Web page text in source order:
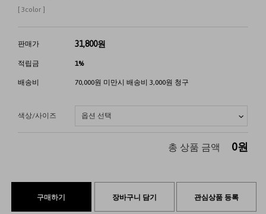
[ 3color ]
판매가 31,800원
적립금 1%
배송비 70,000원 미만시 배송비 3,000원 청구
색상/사이즈
총 상품 금액 0원
구매하기 장바구니 담기 관심상품 등록